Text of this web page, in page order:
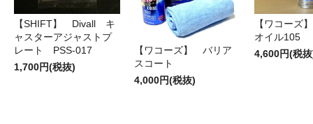
【SHIFT】 Divall キ
ャスターアジャストプ
レート PSS-017
1,700円(税抜)
【ワコーズ】 バリア
スコート
4,000円(税抜)
【ワコーズ
オイル105
4,600円(税